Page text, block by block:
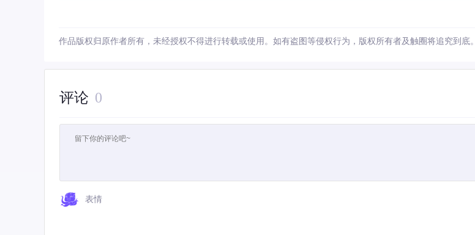
作品版权归原作者所有，未经授权不得进行转载或使用。如有盗图等侵权行为，版权所有者及触圈将追究到底。
评论 0
表情